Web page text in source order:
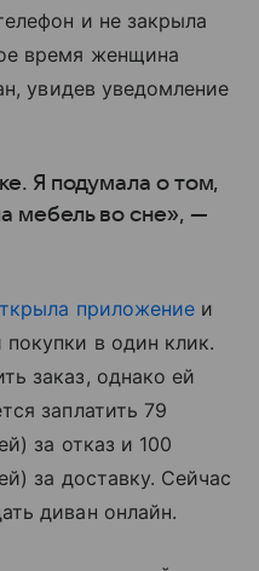
и не закрыла
время женщина
увидев уведомление
Я подумала о том,
мебель во сне», —
приложение и
покупки в один клик.
заказ, однако ей
заплатить 79
за отказ и 100
за доставку. Сейчас
диван онлайн.